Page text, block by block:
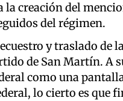
creación del
del régimen.
y traslado de
de San Martín. A
como una
lo cierto es que